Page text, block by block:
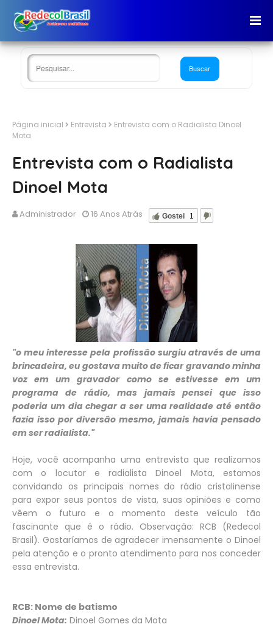
Página inicial Entrevista
Entrevista com o Radialista Dinoel
Mota
Entrevista com o Radialista
Dinoel Mota
Administrador Gostei 1
16 Anos Atrás
"o meu interesse pela profissão surgiu através de uma
brincadeira, eu gostava muito de ficar gravando minha
voz em um gravador como se estivesse em um
programa de rádio, mas jamais pensei que isso
poderia um dia chegar a ser uma realidade até então
fazia isso por diversão mesmo, jamais havia pensado
em ser radialista."
Hoje, você acompanha uma entrevista que realizamos
com o locutor e radialista Dinoel Mota, estamos
convidando os principais nomes do rádio cristalinense
para expor seus pontos de vista, suas opiniões e como
vêem o futuro e o momento deste veículo tão
fascinante que é o rádio. Observação: RCB (Redecol
Brasil). Gostaríamos de agradecer imensamente o Dinoel
pela atenção e o pronto atendimento para nos conceder
essa entrevista.
RCB: Nome de batismo
Dinoel Mota: Dinoel Gomes da Mota